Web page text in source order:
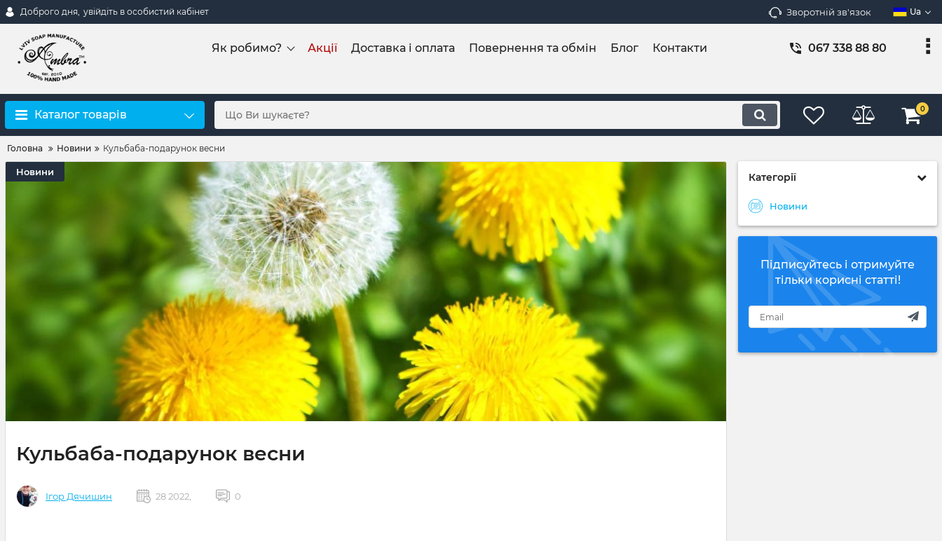
Доброго дня, увійдіть в особистий кабінет Зворотній зв'язок Ua
Як робимо? Акції Доставка і оплата Повернення та обмін Блог Контакти 067 338 88 80
Каталог товарів 0
Головна Новини Кульбаба-подарунок весни
Категорії
Новини
Підписуйтесь і отримуйте
тільки корисні статті!
Новини
Кульбаба-подарунок весни
Ігор Дячишин 28 2022, 0